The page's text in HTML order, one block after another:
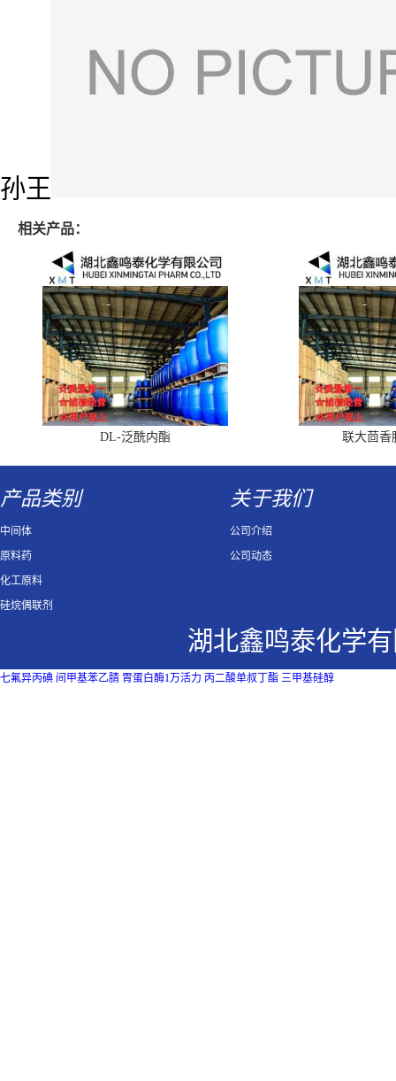
孙王
相关产品：
DL-泛酰内酯 联大茴香
产品类别
中间体
原料药
化工原料
硅烷偶联剂
关于我们
公司介绍
公司动态
湖北鑫鸣泰化学
七氟异丙碘 间甲基苯乙腈 胃蛋白酶1万活力 丙二酸单叔丁酯 三甲基硅醇